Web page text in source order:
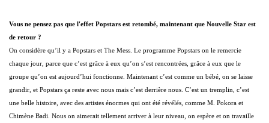
Vous ne pensez pas que l'effet Popstars est retombé, maintenant que Nouvelle Star est
de retour ?
On considère qu’il y a Popstars et The Mess. Le programme Popstars on le remercie
chaque jour, parce que c’est grâce à eux qu’on s’est rencontrées, grâce à eux que le
groupe qu’on est aujourd’hui fonctionne. Maintenant c’est comme un bébé, on se laisse
grandir, et Popstars ça reste avec nous mais c’est derrière nous. C’est un tremplin, c’est
une belle histoire, avec des artistes énormes qui ont été révélés, comme M. Pokora et
Chimène Badi. Nous on aimerait tellement arriver à leur niveau, on espère et on travaille